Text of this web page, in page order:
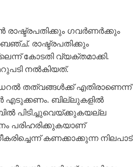
ഗവര്‍ണര്‍ക്കും
രാഷ്ട്രപതിക്കും
കോടതി വ്യക്തമാക്കി.
നല്‍കിയത്.
തത്വങ്ങള്‍ക്ക് എതിരാണെന്ന്
എടുക്കണം. ബില്ലുകളില്‍
പിടിച്ചുവെയ്ക്കുകയല്ല
പരിഹരിക്കുകയാണ്
കണക്കാക്കുന്ന നിലപാട്